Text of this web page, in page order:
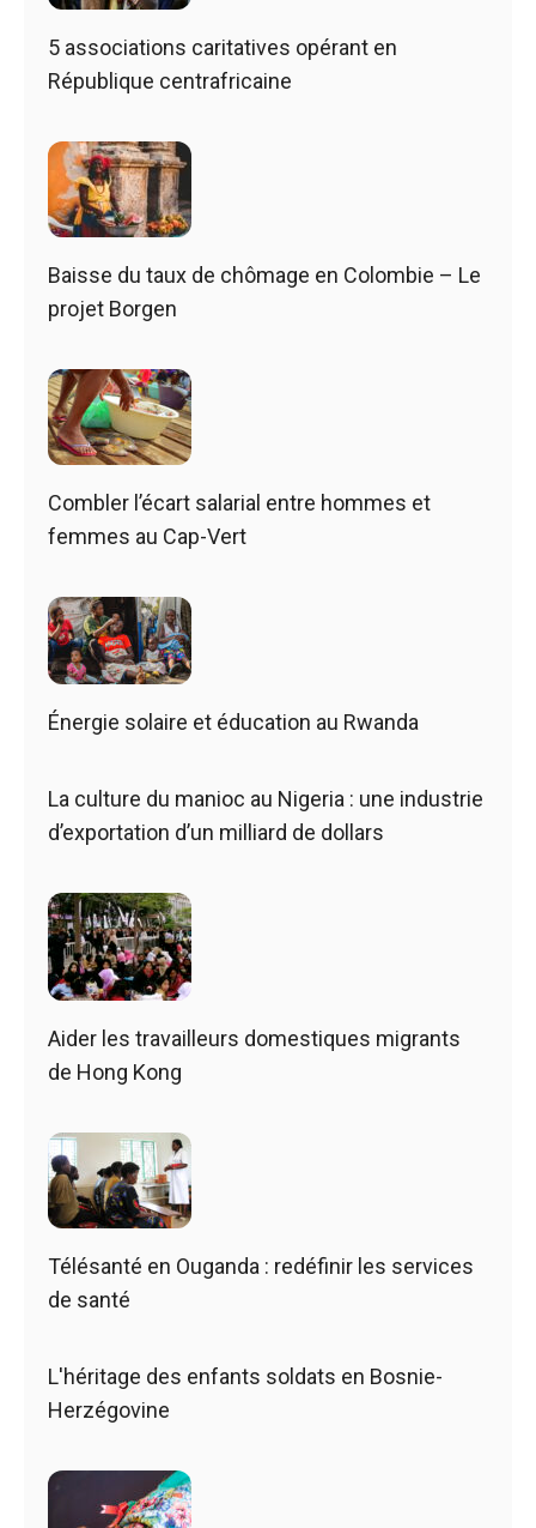
5 associations caritatives opérant en
République centrafricaine
Baisse du taux de chômage en Colombie – Le
projet Borgen
Combler l’écart salarial entre hommes et
femmes au Cap-Vert
Énergie solaire et éducation au Rwanda
La culture du manioc au Nigeria : une industrie
d’exportation d’un milliard de dollars
Aider les travailleurs domestiques migrants
de Hong Kong
Télésanté en Ouganda : redéfinir les services
de santé
L'héritage des enfants soldats en Bosnie-
Herzégovine